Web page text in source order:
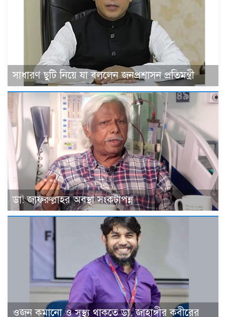
সাধারণ ছুটি নিয়ে যা বললেন জনপ্রশাসন প্রতিমন্ত্রী
ডা. জাফরুল্লাহর অবস্থা সংকটাপন্ন
ওজন কমানো ও সুস্থ্য থাকতে ডা. জাহাঙ্গীর কবীরের